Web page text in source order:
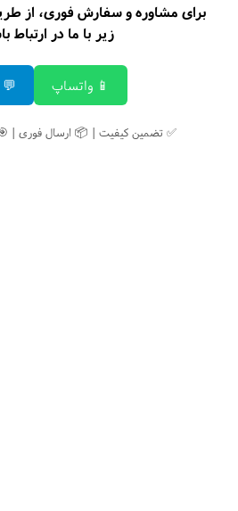
برای مشاوره و سفارش فوری، از
زیر با ما در ارتباط
📱 واتساپ 💬
✅ تضمین کیفیت | 📦 ارسال فوری |